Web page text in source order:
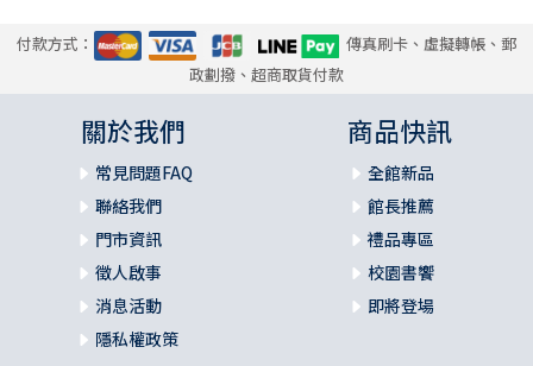
付款方式：
傳真刷卡、虛擬轉帳、郵
政劃撥、超商取貨付款
關於我們
常見問題FAQ
聯絡我們
門市資訊
徵人啟事
消息活動
隱私權政策
商品快訊
全館新品
館長推薦
禮品專區
校園書饗
即將登場